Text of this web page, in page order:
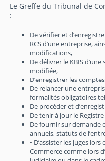
Le Greffe du Tribunal de
:
De vérifier et
RCS d’une entreprise,
modifications,
De délivrer le KBIS
modifiée,
D’enregistrer les
De relancer une
formalités obligatoires
De procéder et
De tenir à jour le
De fournir sur demande
annuels, statuts de
• D’assister les juges
Commerce comme lors